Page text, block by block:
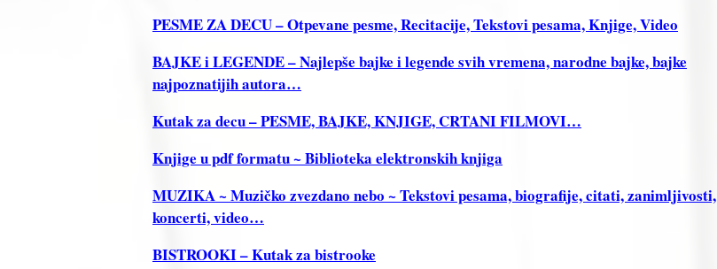
PESME ZA DECU – Otpevane pesme, Recitacije, Tekstovi pesama, Knjige, Video
BAJKE i LEGENDE – Najlepše bajke i legende svih vremena, narodne bajke, bajke
najpoznatijih autora…
Kutak za decu – PESME, BAJKE, KNJIGE, CRTANI FILMOVI…
Knjige u pdf formatu ~ Biblioteka elektronskih knjiga
MUZIKA ~ Muzičko zvezdano nebo ~ Tekstovi pesama, biografije, citati, zanimljivosti,
koncerti, video…
BISTROOKI – Kutak za bistrooke